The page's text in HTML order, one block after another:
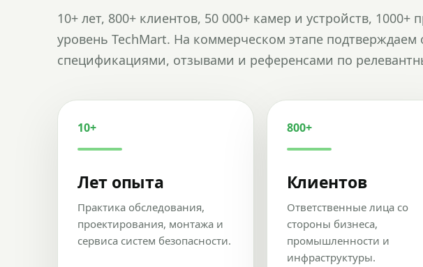
10+ лет, 800+ клиентов, 50 000+ камер и устройств,
уровень TechMart. На коммерческом этапе
спецификациями, отзывами и референсами по
10+
Лет опыта
Практика обследования,
проектирования, монтажа и
сервиса систем безопасности.
800+
Клиентов
Ответственные лица со
стороны бизнеса,
промышленности и
инфраструктуры.